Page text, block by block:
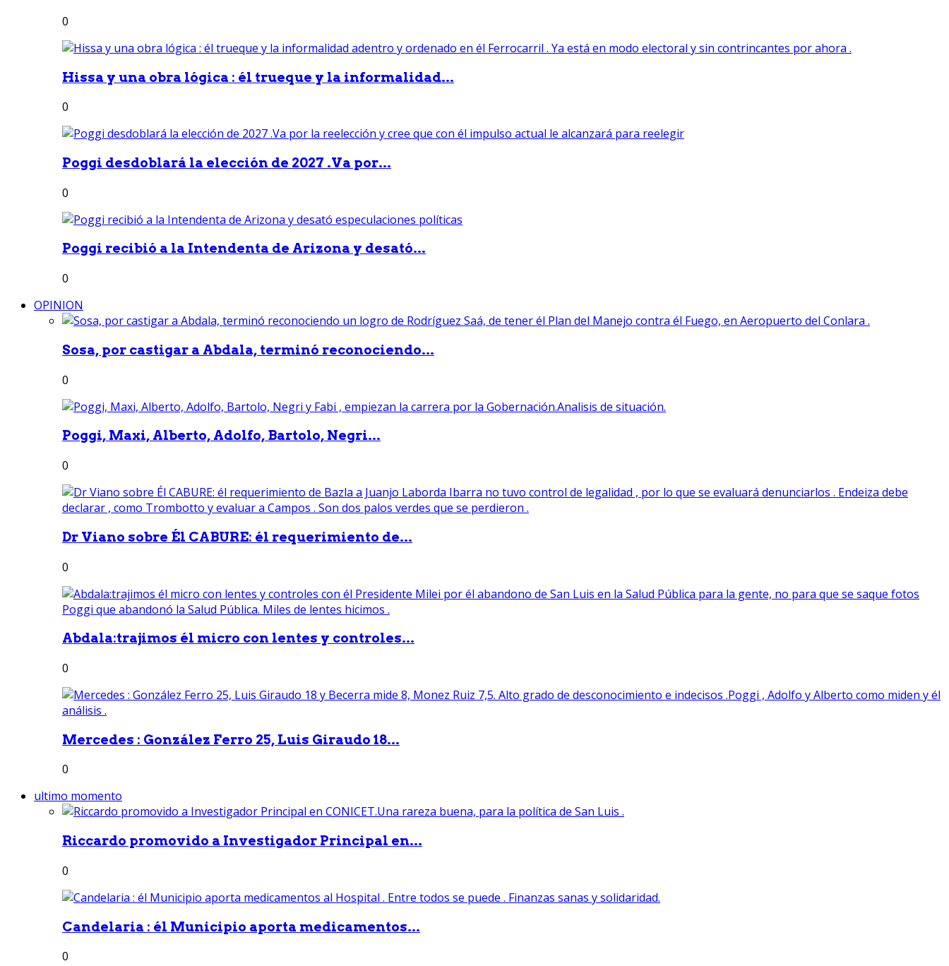
0
Hissa y una obra lógica : él trueque y la informalidad...
0
Poggi desdoblará la elección de 2027 .Va por...
0
Poggi recibió a la Intendenta de Arizona y desató...
0
OPINION
Sosa, por castigar a Abdala, terminó reconociendo...
0
Poggi, Maxi, Alberto, Adolfo, Bartolo, Negri...
0
Dr Viano sobre Él CABURE: él requerimiento de...
0
Abdala:trajimos él micro con lentes y controles...
0
Mercedes : González Ferro 25, Luis Giraudo 18...
0
ultimo momento
Riccardo promovido a Investigador Principal en...
0
Candelaria : él Municipio aporta medicamentos...
0